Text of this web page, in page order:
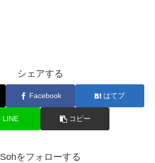
シェアする
Facebook はてブ
LINE コピー
Sohをフォローする